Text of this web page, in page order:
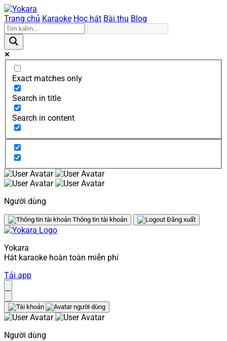
Trang chủ Karaoke Học hát Bài thu Blog
Exact matches only
Search in title
Search in content
Người dùng
Thông tin tài khoản Đăng xuất
Yokara
Hát karaoke hoàn toàn miễn phí
Tải app
Người dùng